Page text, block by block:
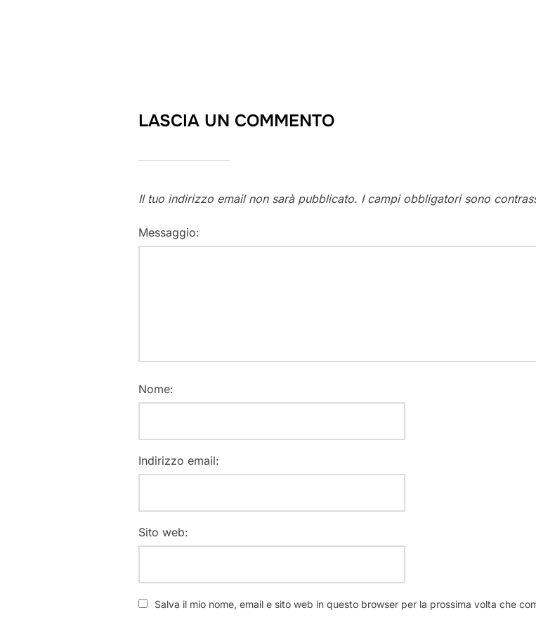
LASCIA UN COMMENTO
Il tuo indirizzo email non sarà pubblicato. I campi obbligatori sono
Messaggio:
Nome:
Indirizzo email:
Sito web:
Salva il mio nome, email e sito web in questo browser per la prossima volta che